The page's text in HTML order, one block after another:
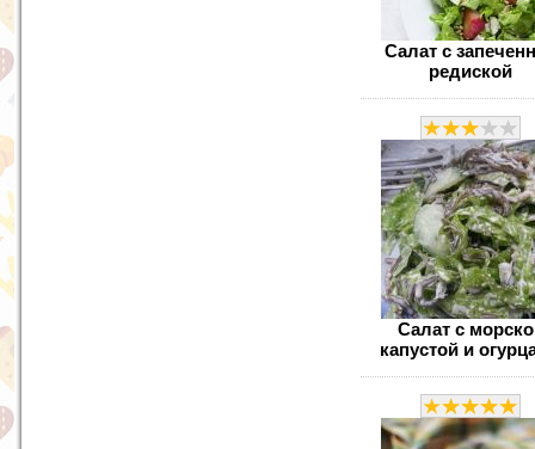
Салат с
редиской
Салат с
капустой и